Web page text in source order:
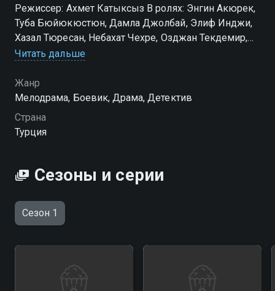
Режиссер: Ахмет Катыксыз В ролях: Энгин Акюрек,
Туба Бюйюкюстюн, Дамла Джолбай, Элиф Инджи,
Хазал Тюресан, Небахат Чехре, Озджан Текдемир,
Махмут Сенюва, Айтач Арман, Эркан Джан
Читать дальше
Жанр
Мелодрама, Боевик, Драма, Детектив
Страна
Турция
Сезоны и серии
Сезон 1